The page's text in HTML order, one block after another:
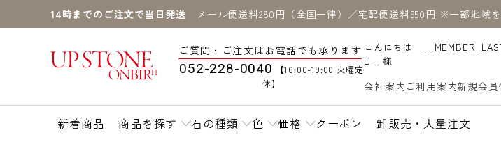
14時までのご注文で当日発送 メール便送料280円（全国一律）／宅配便送料550円 ※一部地域
ご質問・ご注文はお電話でも承ります
052-228-0040
【10:00-19:00 火曜定
休】
こんにちは
E__様
会社案内 ご利用案内新規会員
新着商品 商品を探す 石の種類 色 価格 クーポン 卸販売・大量注文